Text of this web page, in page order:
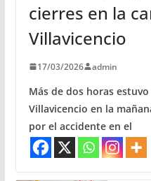
cierres en la
Villavicencio
17/03/2026 admin
Más de dos horas
Villavicencio en la
por el accidente en el